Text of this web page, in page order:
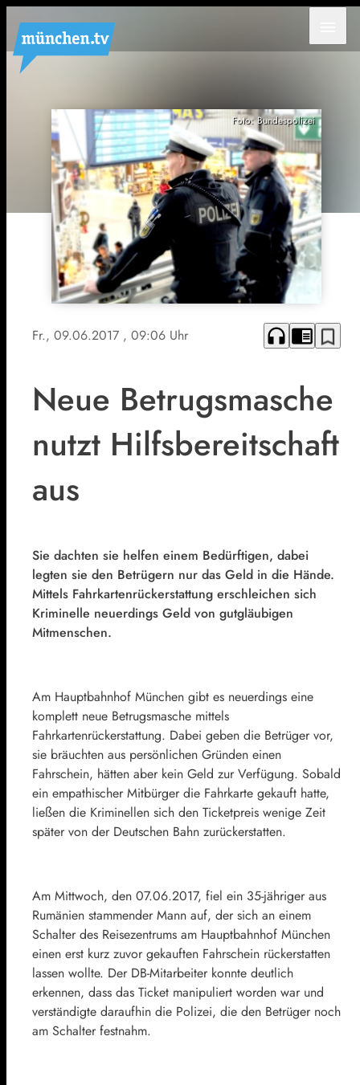
Foto: Bundespolizei
Fr., 09.06.2017 , 09:06 Uhr headphones chrome_reader_mode bookmark_border
Neue Betrugsmasche
nutzt Hilfsbereitschaft
aus
Sie dachten sie helfen einem Bedürftigen, dabei
legten sie den Betrügern nur das Geld in die Hände.
Mittels Fahrkartenrückerstattung erschleichen sich
Kriminelle neuerdings Geld von gutgläubigen
Mitmenschen.
Am Hauptbahnhof München gibt es neuerdings eine
komplett neue Betrugsmasche mittels
Fahrkartenrückerstattung. Dabei geben die Betrüger vor,
sie bräuchten aus persönlichen Gründen einen
Fahrschein, hätten aber kein Geld zur Verfügung. Sobald
ein empathischer Mitbürger die Fahrkarte gekauft hatte,
ließen die Kriminellen sich den Ticketpreis wenige Zeit
später von der Deutschen Bahn zurückerstatten.
Am Mittwoch, den 07.06.2017, fiel ein 35-jähriger aus
Rumänien stammender Mann auf, der sich an einem
Schalter des Reisezentrums am Hauptbahnhof München
einen erst kurz zuvor gekauften Fahrschein rückerstatten
lassen wollte. Der DB-Mitarbeiter konnte deutlich
erkennen, dass das Ticket manipuliert worden war und
verständigte daraufhin die Polizei, die den Betrüger noch
am Schalter festnahm.